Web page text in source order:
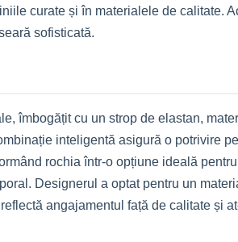
curate și în materialele de calitate.
sofisticată.
îmbogățit cu un strop de elastan,
inteligentă asigură o potrivire
rochia într-o opțiune ideală
Designerul a optat pentru un
angajamentul față de calitate și